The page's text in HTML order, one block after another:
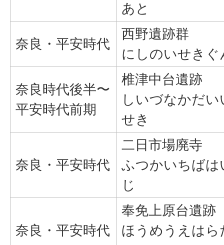
あと
奈良・平安時代
西野遺跡群
にしのいせきぐ
奈良時代後半〜
平安時代前期
椎津中台遺跡
しいづなかだい
せき
奈良・平安時代
二日市場廃寺
ふつかいちばは
じ
奈良・平安時代
奉免上原台遺跡
ほうめうえはら